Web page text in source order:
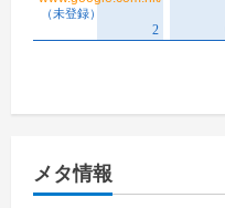
メタ情報